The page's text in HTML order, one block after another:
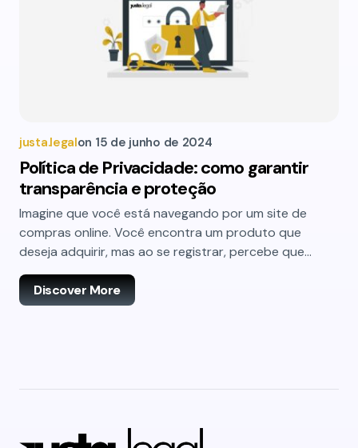
justa.legalon 15 de junho de 2024
Política de Privacidade: como garantir
transparência e proteção
Imagine que você está navegando por um site de
compras online. Você encontra um produto que
deseja adquirir, mas ao se registrar, percebe que…
Discover More